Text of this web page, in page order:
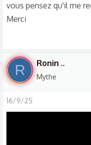
vous pensez qu'il me
Merci
R Ronin ..
Mythe
16/9/25